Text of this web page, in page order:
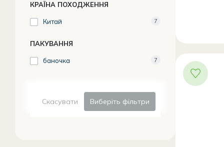
КРАЇНА ПОХОДЖЕННЯ
Китай 7
ПАКУВАННЯ
баночка 7
Скасувати Виберіть фільтри